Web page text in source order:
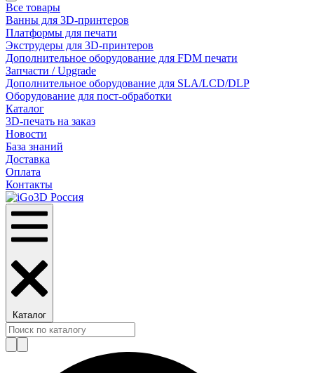
Все товары
Ванны для 3D-принтеров
Платформы для печати
Экструдеры для 3D-принтеров
Дополнительное оборудование для FDM печати
Запчасти / Upgrade
Дополнительное оборудование для SLA/LCD/DLP
Оборудование для пост-обработки
Каталог
3D-печать на заказ
Новости
База знаний
Доставка
Оплата
Контакты
Каталог